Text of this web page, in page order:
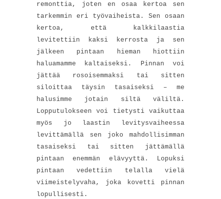
remonttia, joten en osaa kertoa sen
tarkemmin eri työvaiheista. Sen osaan
kertoa, että kalkkilaastia
levitettiin kaksi kerrosta ja sen
jälkeen pintaan hieman hiottiin
haluamamme kaltaiseksi. Pinnan voi
jättää rosoisemmaksi tai sitten
siloittaa täysin tasaiseksi – me
halusimme jotain siltä väliltä.
Lopputulokseen voi tietysti vaikuttaa
myös jo laastin levitysvaiheessa
levittämällä sen joko mahdollisimman
tasaiseksi tai sitten jättämällä
pintaan enemmän elävyyttä. Lopuksi
pintaan vedettiin telalla vielä
viimeistelyvaha, joka kovetti pinnan
lopullisesti.